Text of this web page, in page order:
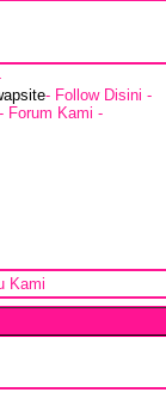
- Follow Disini -
- Forum Kami -
Kami